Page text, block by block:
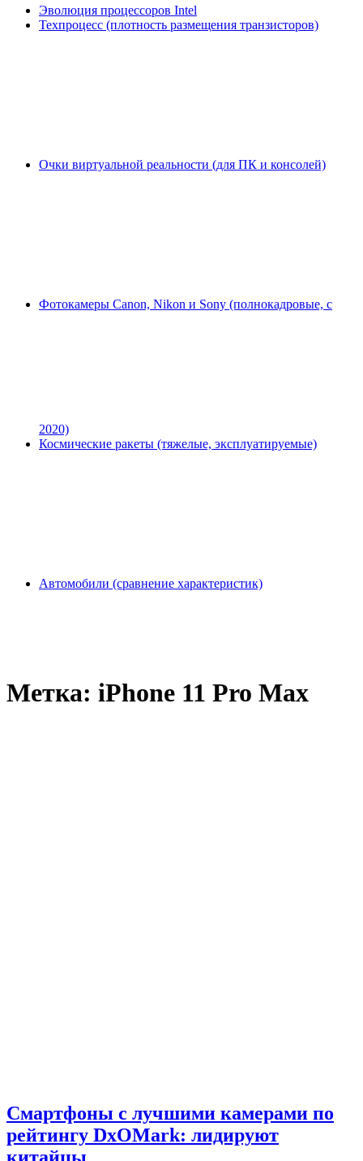
Эволюция процессоров Intel
Техпроцесс (плотность размещения транзисторов)
Очки виртуальной реальности (для ПК и консолей)
Фотокамеры Canon, Nikon и Sony (полнокадровые, с
2020)
Космические ракеты (тяжелые, эксплуатируемые)
Автомобили (сравнение характеристик)
Метка: iPhone 11 Pro Max
Смартфоны с лучшими камерами по
рейтингу DxOMark: лидируют
китайцы